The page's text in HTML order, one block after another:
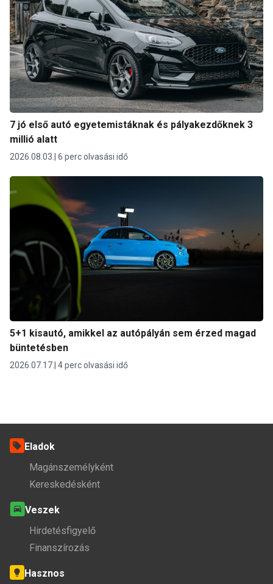
7 jó első autó egyetemistáknak és pályakezdőknek 3
millió alatt
2026.08.03. 6 perc olvasási idő
5+1 kisautó, amikkel az autópályán sem érzed magad
büntetésben
2026.07.17. 4 perc olvasási idő
Eladok
Magánszemélyként
Kereskedésként
Veszek
Hirdetésfigyelő
Finanszírozás
Hasznos